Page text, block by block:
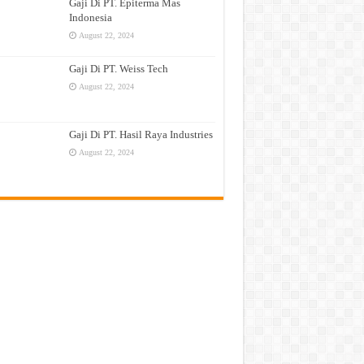
Gaji Di PT. Epiterma Mas
Indonesia
August 22, 2024
Gaji Di PT. Weiss Tech
August 22, 2024
Gaji Di PT. Hasil Raya Industries
August 22, 2024